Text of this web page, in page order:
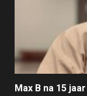
Max B na 15